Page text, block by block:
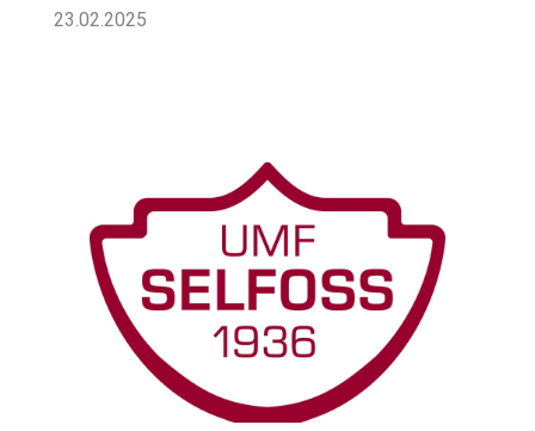
23.02.2025